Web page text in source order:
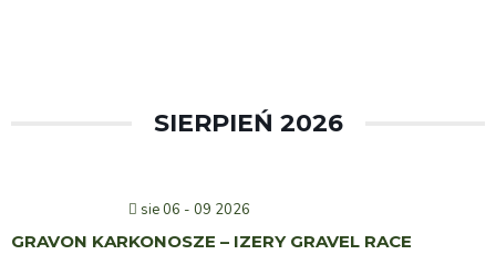
SIERPIEŃ 2026
sie 06 - 09 2026
GRAVON KARKONOSZE – IZERY GRAVEL RACE